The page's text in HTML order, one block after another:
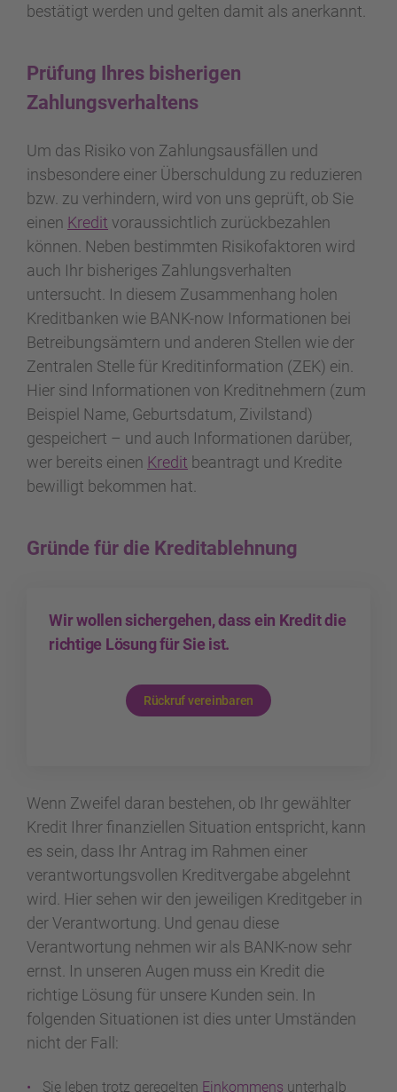
bestätigt werden und gelten damit als anerkannt.
Prüfung Ihres bisherigen
Zahlungsverhaltens
Um das Risiko von Zahlungsausfällen und
insbesondere einer Überschuldung zu reduzieren
bzw. zu verhindern, wird von uns geprüft, ob Sie
einen Kredit voraussichtlich zurückbezahlen
können. Neben bestimmten Risikofaktoren wird
auch Ihr bisheriges Zahlungsverhalten
untersucht. In diesem Zusammenhang holen
Kreditbanken wie BANK-now Informationen bei
Betreibungsämtern und anderen Stellen wie der
Zentralen Stelle für Kreditinformation (ZEK) ein.
Hier sind Informationen von Kreditnehmern (zum
Beispiel Name, Geburtsdatum, Zivilstand)
gespeichert – und auch Informationen darüber,
wer bereits einen Kredit beantragt und Kredite
bewilligt bekommen hat.
Gründe für die Kreditablehnung
Wir wollen sichergehen, dass ein Kredit die
richtige Lösung für Sie ist.
Rückruf vereinbaren
Wenn Zweifel daran bestehen, ob Ihr gewählter
Kredit Ihrer finanziellen Situation entspricht, kann
es sein, dass Ihr Antrag im Rahmen einer
verantwortungsvollen Kreditvergabe abgelehnt
wird. Hier sehen wir den jeweiligen Kreditgeber in
der Verantwortung. Und genau diese
Verantwortung nehmen wir als BANK-now sehr
ernst. In unseren Augen muss ein Kredit die
richtige Lösung für unsere Kunden sein. In
folgenden Situationen ist dies unter Umständen
nicht der Fall:
Sie leben trotz geregelten Einkommens unterhalb